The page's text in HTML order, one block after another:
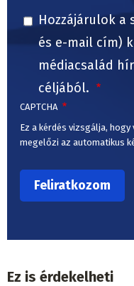
Hozzájárulok a
és e-mail cím)
médiacsalád
céljából.
CAPTCHA
Ez a kérdés vizsgálja,
megelőzi az automatikus
Ez is érdekelheti